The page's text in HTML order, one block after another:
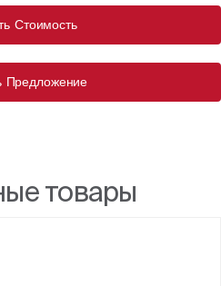
Стоимость
Предложение
товары